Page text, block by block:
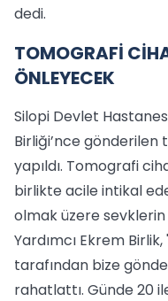
dedi.
TOMOGRAFİ
ÖNLEYECEK
Silopi Devlet
Birliği’nce gönderilen
yapıldı. Tomografi
birlikte acile intikal
olmak üzere
Yardımcı Ekrem
tarafından bize
rahatlattı. Günde 20